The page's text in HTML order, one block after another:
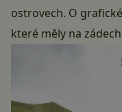
ostrovech. O
které měly na